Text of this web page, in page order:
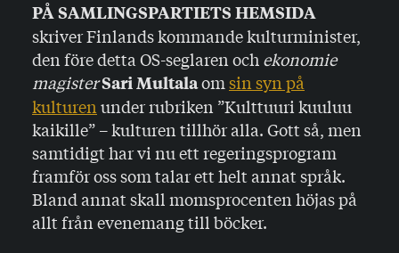
PÅ SAMLINGSPARTIETS HEMSIDA
skriver Finlands kommande kulturminister,
den före detta OS-seglaren ochekonomie
magisterSari Multalaomsin syn på
kulturenunder rubriken ”Kulttuuri kuuluu
kaikille” – kulturen tillhör alla. Gott så, men
samtidigt har vi nu ett regeringsprogram
framför oss som talar ett helt annat språk.
Bland annat skall momsprocenten höjas på
allt från evenemang till böcker.